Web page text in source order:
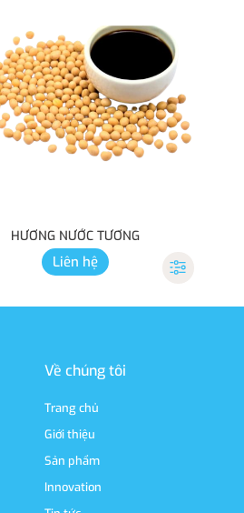
HƯƠNG NƯỚC TƯƠNG
Liên hệ
Về chúng tôi
Trang chủ
Giới thiệu
Sản phẩm
Innovation